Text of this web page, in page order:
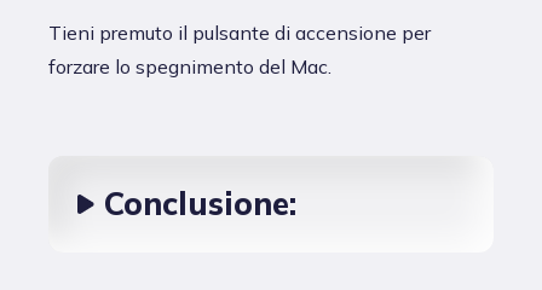
Tieni premuto il pulsante di accensione per
forzare lo spegnimento del Mac.
Conclusione: